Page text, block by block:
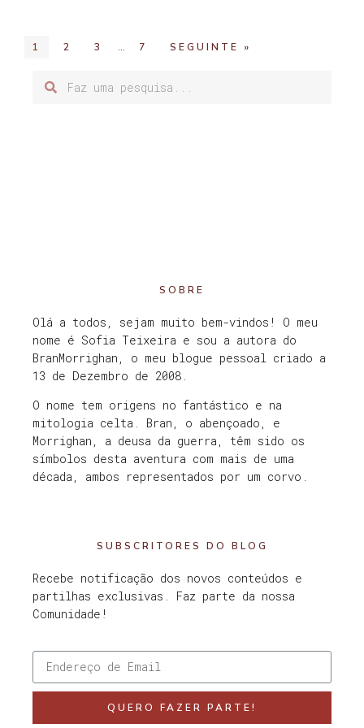
1 2 3 … 7 SEGUINTE »
SOBRE
Olá a todos, sejam muito bem-vindos! O meu
nome é Sofia Teixeira e sou a autora do
BranMorrighan, o meu blogue pessoal criado a
13 de Dezembro de 2008.
O nome tem origens no fantástico e na
mitologia celta. Bran, o abençoado, e
Morrighan, a deusa da guerra, têm sido os
símbolos desta aventura com mais de uma
década, ambos representados por um corvo.
SUBSCRITORES DO BLOG
Recebe notificação dos novos conteúdos e
partilhas exclusivas. Faz parte da nossa
Comunidade!
QUERO FAZER PARTE!